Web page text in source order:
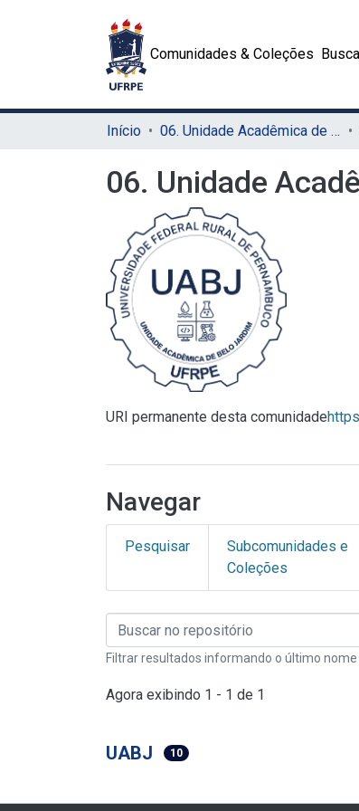
Comunidades & Coleções
Início 06. Unidade Acadêmica de Belo Jardim (UABJ)
06. Unidade
URI permanente desta comunidade
Navegar
Pesquisar
Subcomunidades e
Coleções
Filtrar resultados informando o último
Agora exibindo 1 - 1 de 1
UABJ 10